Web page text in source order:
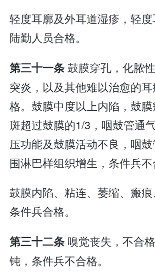
轻度耳廓及外耳道湿疹，轻度
陆勤人员合格。
第三十一条鼓膜穿孔，化脓
突炎，以及其他难以治愈的
格。鼓膜中度以上内陷，鼓
斑超过鼓膜的1/3，咽鼓管通
压功能及鼓膜活动不良，咽
围淋巴样组织增生，条件兵不
鼓膜内陷、粘连、萎缩、瘢痕
条件兵合格。
第三十二条 嗅觉丧失，不合
钝，条件兵不合格。